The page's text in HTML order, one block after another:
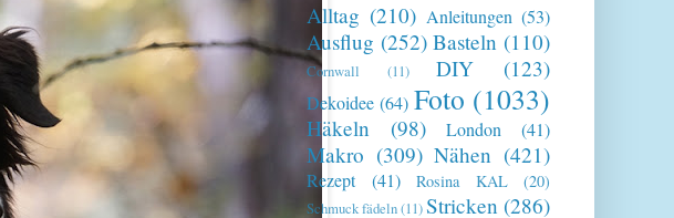
Alltag (210) Anleitungen (53)
Ausflug (252) Basteln (110)
Cornwall (11) DIY (123)
Dekoidee (64) Foto (1033)
Häkeln (98) London (41)
Makro (309) Nähen (421)
Rezept (41) Rosina KAL (20)
Schmuck fädeln(11)Stricken (286)